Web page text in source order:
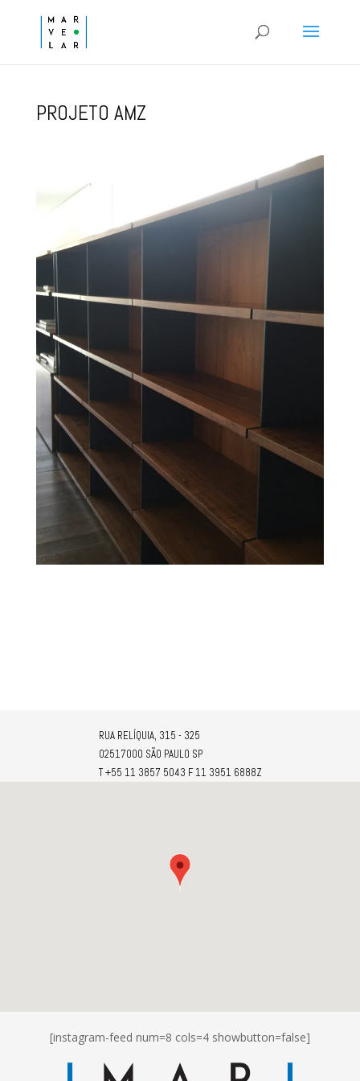
PROJETO AMZ
RUA RELÍQUIA, 315 - 325
02517000 SÃO PAULO SP
T +55 11 3857 5043 F 11 3951 6888Z
[instagram-feed num=8 cols=4 showbutton=false]